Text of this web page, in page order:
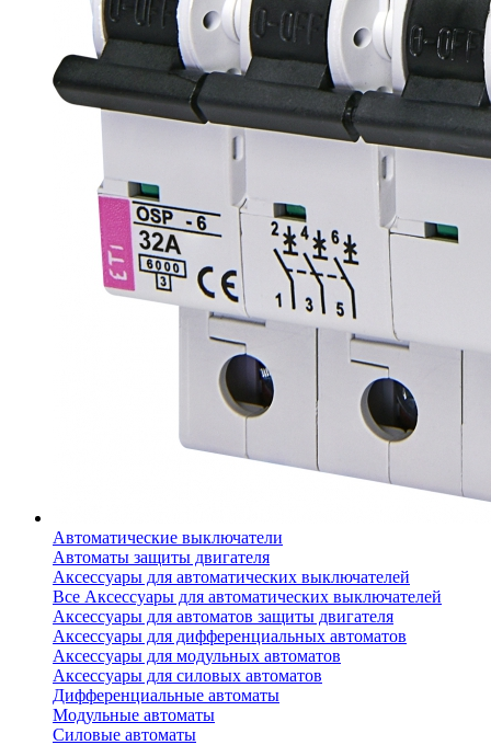
Автоматические выключатели
Автоматы защиты двигателя
Аксессуары для автоматических выключателей
Все Аксессуары для автоматических выключателей
Аксессуары для автоматов защиты двигателя
Аксессуары для дифференциальных автоматов
Аксессуары для модульных автоматов
Аксессуары для силовых автоматов
Дифференциальные автоматы
Модульные автоматы
Силовые автоматы